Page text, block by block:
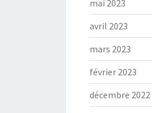
mai 2023
avril 2023
mars 2023
février 2023
décembre 2022